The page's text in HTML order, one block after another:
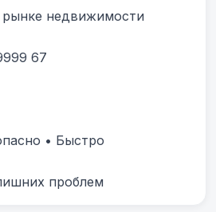
рынке недвижимости
67
• Быстро
проблем